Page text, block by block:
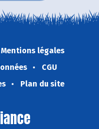
Mentions légales
CGU
Plan du site